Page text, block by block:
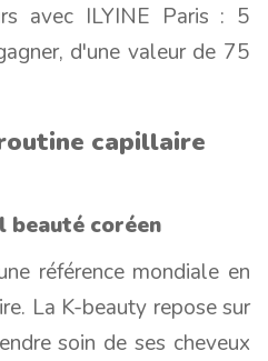
avec ILYINE Paris : 5
d'une valeur de 75
capillaire
beauté coréen
référence mondiale en
La K-beauty repose sur
soin de ses cheveux